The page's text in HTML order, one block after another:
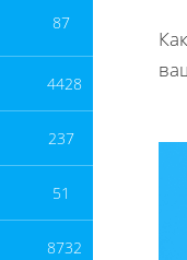
87
4428
237
51
8732